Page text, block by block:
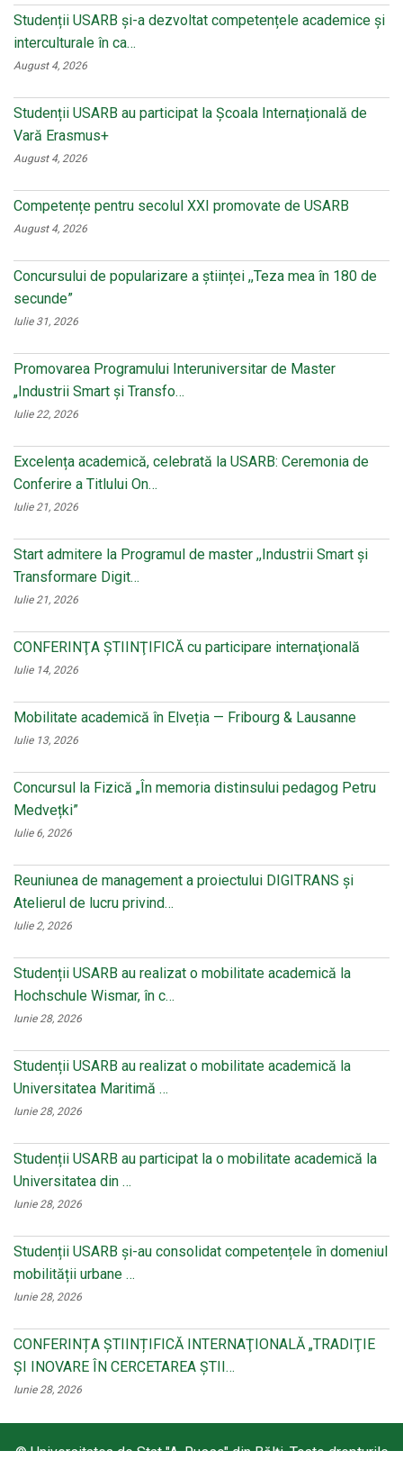
Studenții USARB și-a dezvoltat competențele academice și
interculturale în ca…
August 4, 2026
Studenții USARB au participat la Școala Internațională de
Vară Erasmus+
August 4, 2026
Competențe pentru secolul XXI promovate de USARB
August 4, 2026
Concursului de popularizare a științei ,,Teza mea în 180 de
secunde”
Iulie 31, 2026
Promovarea Programului Interuniversitar de Master
„Industrii Smart și Transfo…
Iulie 22, 2026
Excelența academică, celebrată la USARB: Ceremonia de
Conferire a Titlului On…
Iulie 21, 2026
Start admitere la Programul de master ,,Industrii Smart și
Transformare Digit…
Iulie 21, 2026
CONFERINŢA ŞTIINŢIFICĂ cu participare internaţională
Iulie 14, 2026
Mobilitate academică în Elveția — Fribourg & Lausanne
Iulie 13, 2026
Concursul la Fizică „În memoria distinsului pedagog Petru
Medvețki”
Iulie 6, 2026
Reuniunea de management a proiectului DIGITRANS și
Atelierul de lucru privind…
Iulie 2, 2026
Studenții USARB au realizat o mobilitate academică la
Hochschule Wismar, în c…
Iunie 28, 2026
Studenții USARB au realizat o mobilitate academică la
Universitatea Maritimă …
Iunie 28, 2026
Studenții USARB au participat la o mobilitate academică la
Universitatea din …
Iunie 28, 2026
Studenții USARB și-au consolidat competențele în domeniul
mobilității urbane …
Iunie 28, 2026
CONFERINȚA ȘTIINȚIFICĂ INTERNAŢIONALĂ „TRADIŢIE
ŞI INOVARE ÎN CERCETAREA ŞTII…
Iunie 28, 2026
© Universitatea de Stat "A. Russo" din Bălți. Toate drepturile